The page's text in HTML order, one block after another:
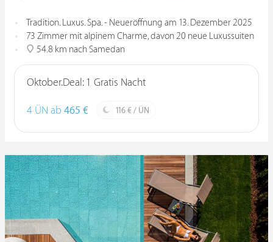
Tradition. Luxus. Spa. - Neueröffnung am 13. Dezember 2025
73 Zimmer mit alpinem Charme, davon 20 neue Luxussuiten
54.8 km nach Samedan
Oktober.Deal: 1 Gratis Nacht
4 ÜN ab 465 € 116 € / ÜN